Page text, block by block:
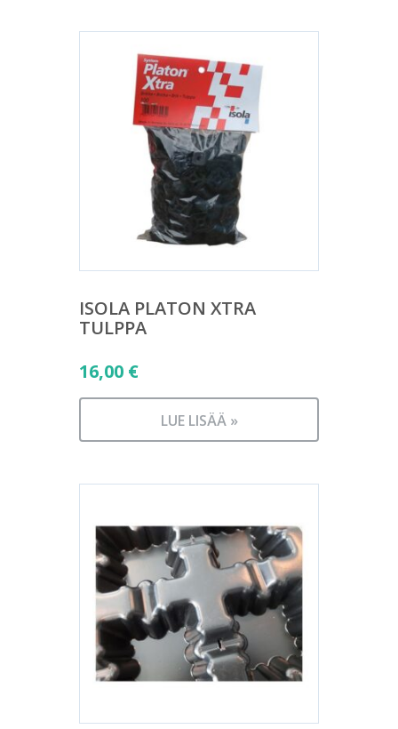
ISOLA PLATON XTRA
TULPPA
16,00 €
LUE LISÄÄ »